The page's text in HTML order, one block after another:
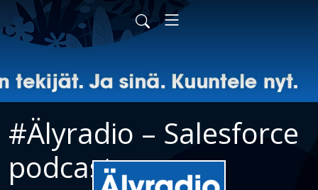
#Älyradio – Salesforce
podcast